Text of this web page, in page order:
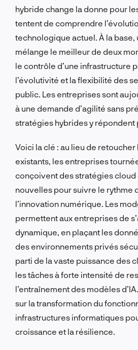
hybride change la donne pour
tentent de comprendre
technologique actuel. À la base,
mélange le meilleur de deux
le contrôle d’une infrastructure
l’évolutivité et la flexibilité des
public. Les entreprises sont
à une demande d’agilité sans
stratégies hybrides y répondent
Voici la clé : au lieu de
existants, les entreprises
conçoivent des stratégies
nouvelles pour suivre le rythme
l’innovation numérique. Les
permettent aux entreprises de
dynamique, en plaçant les
des environnements privés
parti de la vaste puissance des
les tâches à forte intensité de
l’entraînement des modèles
sur la transformation du
infrastructures informatiques
croissance et la résilience.